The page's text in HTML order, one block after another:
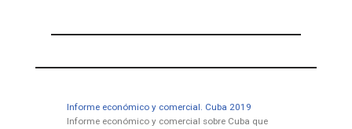
Informe económico y comercial. Cuba 2019
Informe económico y comercial sobre Cuba que